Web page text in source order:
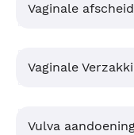
Vaginale
Vaginale
Vulva